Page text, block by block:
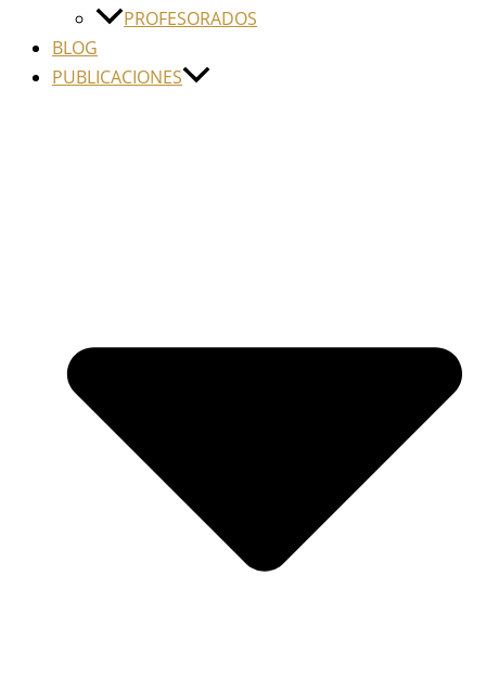
PROFESORADOS
BLOG
PUBLICACIONES